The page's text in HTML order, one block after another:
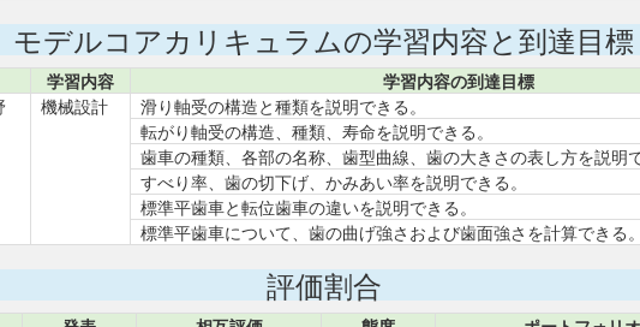
モデルコアカリキュラムの学習内容と到達目標
学習内容 学習内容の到達目標
機械設計 滑り軸受の構造と種類を説明できる。
転がり軸受の構造、種類、寿命を説明できる。
歯車の種類、各部の名称、歯型曲線、歯の大きさの表し方を説明で
すべり率、歯の切下げ、かみあい率を説明できる。
標準平歯車と転位歯車の違いを説明できる。
標準平歯車について、歯の曲げ強さおよび歯面強さを計算できる。
評価割合